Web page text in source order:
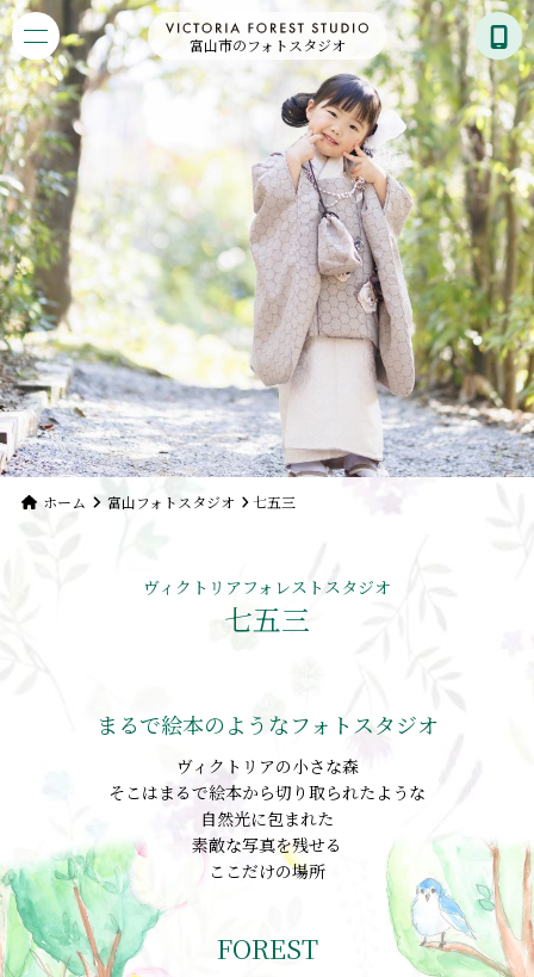
富山市のフォトスタジオ
ホーム 富山フォトスタジオ 七五三
ヴィクトリアフォレストスタジオ
七五三
まるで絵本のようなフォトスタジオ
ヴィクトリアの小さな森
そこはまるで絵本から切り取られたような
自然光に包まれた
素敵な写真を残せる
ここだけの場所
FOREST